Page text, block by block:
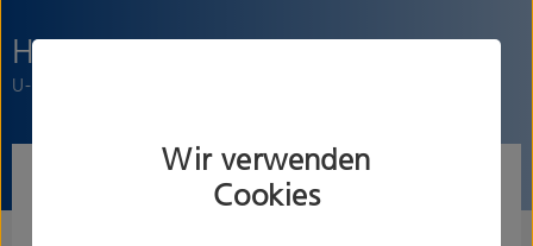
Wir verwenden
Cookies
HELM -40
U-Profil, ungelocht